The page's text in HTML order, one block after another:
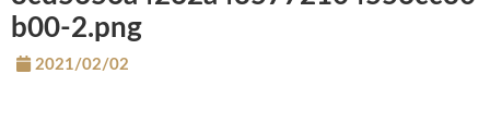
b00-2.png
2021/02/02